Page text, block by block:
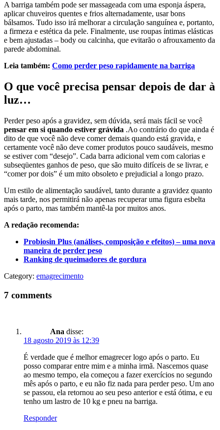
A barriga também pode ser massageada com uma esponja áspera,
aplicar chuveiros quentes e frios alternadamente, usar bons
bálsamos. Tudo isso irá melhorar a circulação sanguínea e, portanto,
a firmeza e estética da pele. Finalmente, use roupas íntimas elásticas
e bem ajustadas – body ou calcinha, que evitarão o afrouxamento da
parede abdominal.
Leia também: Como perder peso rapidamente na barriga
O que você precisa pensar depois de dar à
luz…
Perder peso após a gravidez, sem dúvida, será mais fácil se você
pensar em si quando estiver grávida .Ao contrário do que ainda é
dito de que você não deve comer demais quando está gravida, e
certamente você não deve comer produtos pouco saudáveis, mesmo
se estiver com “desejo”. Cada barra adicional vem com calorias e
subseqüentes ganhos de peso, que são muito difíceis de se livrar, e
“comer por dois” é um mito obsoleto e prejudicial a longo prazo.
Um estilo de alimentação saudável, tanto durante a gravidez quanto
mais tarde, nos permitirá não apenas recuperar uma figura esbelta
após o parto, mas também mantê-la por muitos anos.
A redação recomenda:
Probiosin Plus (análises, composição e efeitos) – uma nova
maneira de perder peso
Ranking de queimadores de gordura
Category: emagrecimento
7 comments
Ana disse:
18 agosto 2019 às 12:39
É verdade que é melhor emagrecer logo após o parto. Eu
posso comparar entre mim e a minha irmã. Nascemos quase
ao mesmo tempo, ela começou a fazer exercícios no segundo
mês após o parto, e eu não fiz nada para perder peso. Um ano
se passou, ela retornou ao seu peso anterior e está ótima, e eu
tenho um lastro de 10 kg e pneu na barriga.
Responder